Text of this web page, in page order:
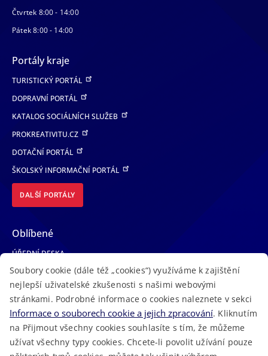
Čtvrtek 8:00 - 14:00
Pátek 8:00 - 14:00
Portály kraje
TURISTICKÝ PORTÁL
DOPRAVNÍ PORTÁL
KATALOG SOCIÁLNÍCH SLUŽEB
PROKREATIVITU.CZ
DOTAČNÍ PORTÁL
ŠKOLSKÝ INFORMAČNÍ PORTÁL
DALŠÍ PORTÁLY
Oblíbené
ÚŘEDNÍ DESKA
TELEFONNÍ SEZNAM
LÉKAŘSKÁ POHOTOVOST
VOLNÁ MÍSTA
AKTUALITY
Soubory cookie (dále též „cookies“) využíváme k zajištění
nejlepší uživatelské zkušenosti s našimi webovými
stránkami. Podrobné informace o cookies naleznete v sekci
Informace o souborech cookie a jejich zpracování. Kliknutím
na Přijmout všechny cookies souhlasíte s tím, že můžeme
užívat všechny typy cookies. Chcete-li povolit užívání pouze